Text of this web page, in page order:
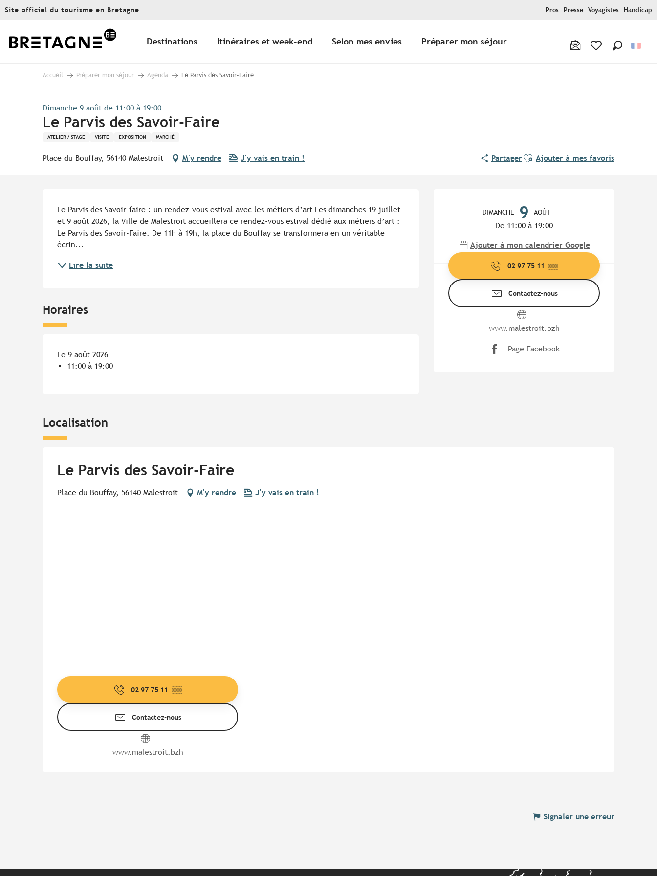
Aller
principal
Site officiel du tourisme en Bretagne Pros Presse Voyagistes Handicap
Destinations Itinéraires et week-end Selon mes envies Préparer mon séjour
Accueil Préparer mon séjour Agenda Le Parvis des Savoir-Faire
Dimanche 9 août de 11:00 à 19:00
Le Parvis des Savoir-Faire
ATELIER / STAGE VISITE EXPOSITION MARCHÉ
Place du Bouffay, 56140 Malestroit M'y rendre J'y vais en train ! PartagerAjouter aux favoris
Ajouter à mes favoris
DIMANCHE 9 AOÛT
De 11:00 à 19:00
Ajouter à mon calendrier Google
02 97 75 11 ▒▒
Contactez-nous
www.malestroit.bzh
Page Facebook
Le Parvis des Savoir-faire : un rendez-vous estival avec les métiers d’art Les dimanches 19 juillet
et 9 août 2026, la Ville de Malestroit accueillera ce rendez-vous estival dédié aux métiers d’art :
Le Parvis des Savoir-Faire. De 11h à 19h, la place du Bouffay se transformera en un véritable
écrin...
Lire la suite
Horaires
Le 9 août 2026
11:00 à 19:00
Localisation
Le Parvis des Savoir-Faire
Place du Bouffay, 56140 Malestroit M'y rendre J'y vais en train !
02 97 75 11 ▒▒
Contactez-nous
www.malestroit.bzh
Signaler une erreur